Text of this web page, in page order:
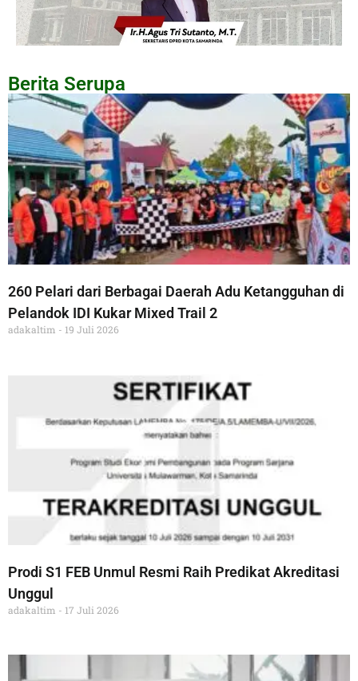
Berita Serupa
260 Pelari dari Berbagai Daerah Adu Ketangguhan di
Pelandok IDI Kukar Mixed Trail 2
adakaltim 19 Juli 2026
Prodi S1 FEB Unmul Resmi Raih Predikat Akreditasi
Unggul
adakaltim 17 Juli 2026